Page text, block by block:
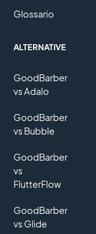
Glossario
ALTERNATIVE
GoodBarber
vs Adalo
GoodBarber
vs Bubble
GoodBarber
vs
FlutterFlow
GoodBarber
vs Glide